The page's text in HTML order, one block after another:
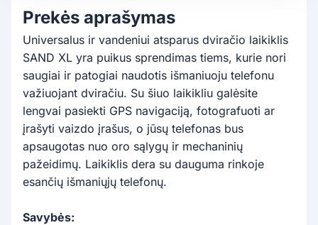
Prekės aprašymas
Universalus ir vandeniui atsparus dviračio laikiklis
SAND XL yra puikus sprendimas tiems, kurie nori
saugiai ir patogiai naudotis išmaniuoju telefonu
važiuojant dviračiu. Su šiuo laikikliu galėsite
lengvai pasiekti GPS navigaciją, fotografuoti ar
įrašyti vaizdo įrašus, o jūsų telefonas bus
apsaugotas nuo oro sąlygų ir mechaninių
pažeidimų. Laikiklis dera su dauguma rinkoje
esančių išmaniųjų telefonų.
Savybės: